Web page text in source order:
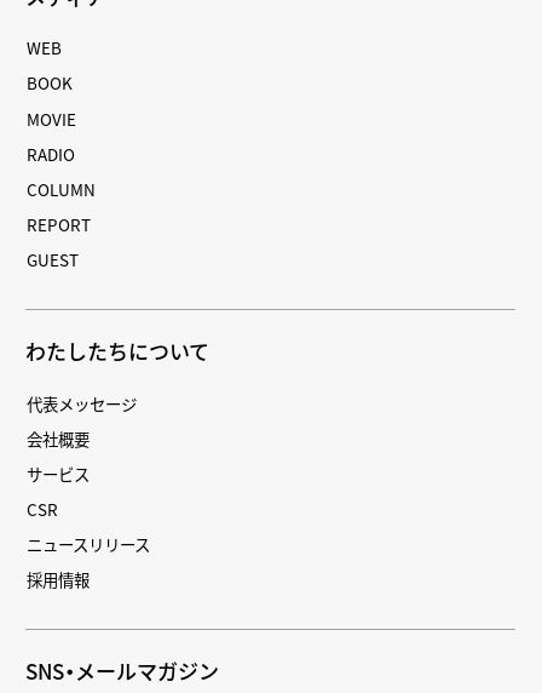
WEB
BOOK
MOVIE
RADIO
COLUMN
REPORT
GUEST
わたしたちについて
代表メッセージ
会社概要
サービス
CSR
ニュースリリース
採用情報
SNS・メールマガジン